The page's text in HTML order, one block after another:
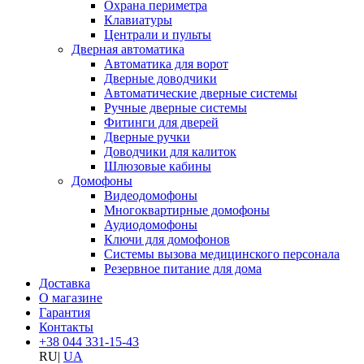
Охрана периметра
Клавиатуры
Централи и пульты
Дверная автоматика
Автоматика для ворот
Дверные доводчики
Автоматические дверные системы
Ручные дверные системы
Фитинги для дверей
Дверные ручки
Доводчики для калиток
Шлюзовые кабины
Домофоны
Видеодомофоны
Многоквартирные домофоны
Аудиодомофоны
Ключи для домофонов
Системы вызова медицинского персонала
Резервное питание для дома
Доставка
О магазине
Гарантия
Контакты
+38 044 331-15-43
RU| UA